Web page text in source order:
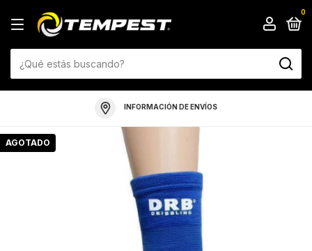
0
INFORMACIÓN DE ENVÍOS
AGOTADO